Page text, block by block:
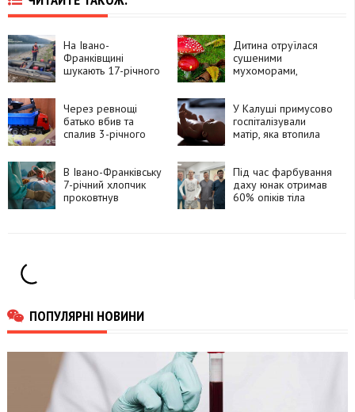
На Івано-
Франківщині
шукають 17-річного
Дитина отруїлася
сушеними
мухоморами,
на Прикарпатті
Через ревнощі
батько вбив та
спалив 3-річного
У Калуші примусово
госпіталізували
матір, яка втопила
В Івано-Франківську
7-річний хлопчик
проковтнув
Під час фарбування
даху юнак отримав
60% опіків тіла
ПОПУЛЯРНІ НОВИНИ